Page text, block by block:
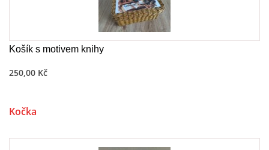
Košík s motivem knihy
250,00 Kč
Kočka